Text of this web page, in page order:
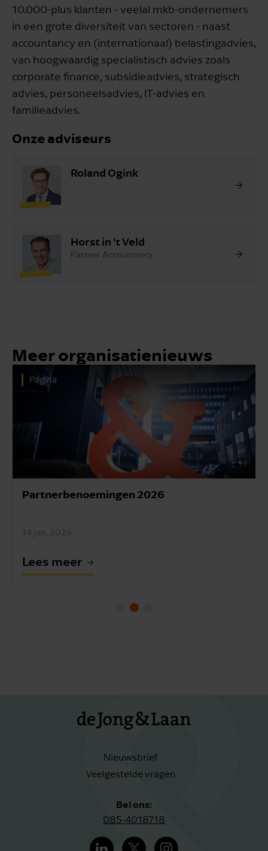
10.000-plus klanten - veelal mkb-ondernemers
in een grote diversiteit van sectoren - naast
accountancy en (internationaal) belastingadvies,
van hoogwaardig specialistisch advies zoals
corporate finance, subsidieadvies, strategisch
advies, personeelsadvies, IT-advies en
familieadvies.
Onze adviseurs
Roland Ogink
Horst in 't Veld
Partner Accountancy
Meer organisatienieuws
Pagina
Partnerbenoemingen 2026
14 jan. 2026
Lees meer
Nieuwsbrief
Veelgestelde vragen
Bel ons:
085-4018718